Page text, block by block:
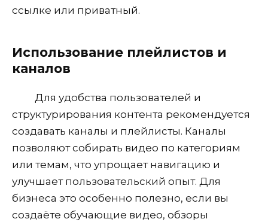
ссылке или приватный.
Использование плейлистов и
каналов
Для удобства пользователей и
структурирования контента рекомендуется
создавать каналы и плейлисты. Каналы
позволяют собирать видео по категориям
или темам, что упрощает навигацию и
улучшает пользовательский опыт. Для
бизнеса это особенно полезно, если вы
создаёте обучающие видео, обзоры